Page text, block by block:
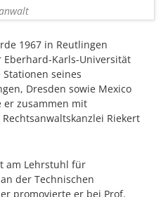
1967 in Reutlingen
Karls-Universität
seines
Dresden sowie Mexico
er zusammen mit
Riekert
am Lehrstuhl für
der Technischen
promovierte er bei Prof.